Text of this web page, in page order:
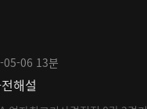
05-06 13분
해설